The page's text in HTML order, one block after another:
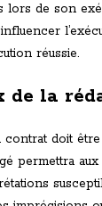
lors de son
réussie.
de la
contrat doit
permettra